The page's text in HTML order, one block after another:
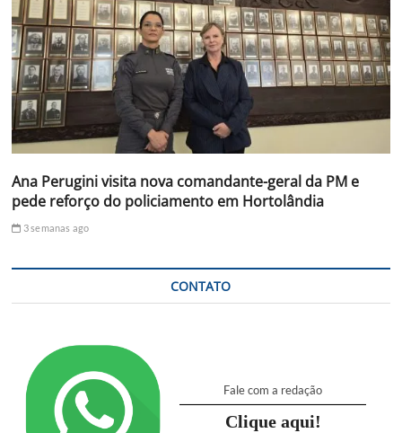
Ana Perugini visita nova comandante-geral da PM e
pede reforço do policiamento em Hortolândia
3 semanas ago
CONTATO
Fale com a redação
Clique aqui!